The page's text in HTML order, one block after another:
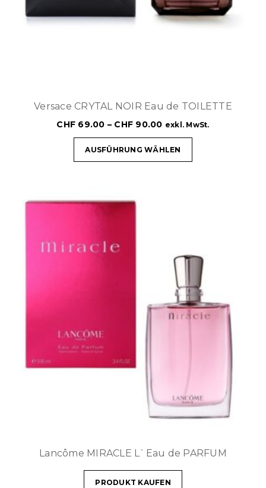
Versace CRYTAL NOIR Eau de TOILETTE
CHF 69.00 – CHF 90.00 exkl. MwSt.
AUSFÜHRUNG WÄHLEN
Lancôme MIRACLE L`Eau de PARFUM
PRODUKT KAUFEN